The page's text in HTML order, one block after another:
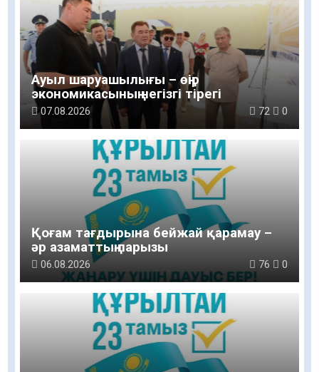
Ауыл шаруашылығы – өңір
экономикасының негізгі тірегі
07.08.2026 72 0
Қоғам тағдырына бейжай қарамау –
әр азаматтың парызы
06.08.2026 76 0